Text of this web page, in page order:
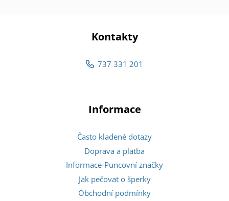
Kontakty
737 331 201
Informace
Často kladené dotazy
Doprava a platba
Informace-Puncovní značky
Jak pečovat o šperky
Obchodní podmínky